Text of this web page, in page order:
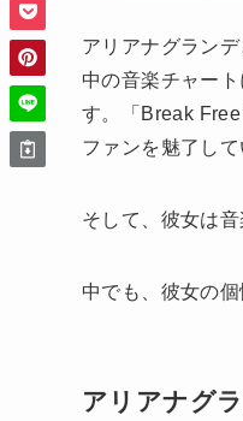
アリアナグラン
中の音楽チャー
す。「Break
ファンを魅了し
そして、彼女は
中でも、彼女の
アリアナグ